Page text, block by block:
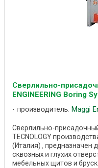
Сверлильно-
ENGINEERING Boring
производитель: Maggi
Сверлильно-
TECNOLOGY
(Италия) , предназначен
сквозных и глухих
мебельных щитов и